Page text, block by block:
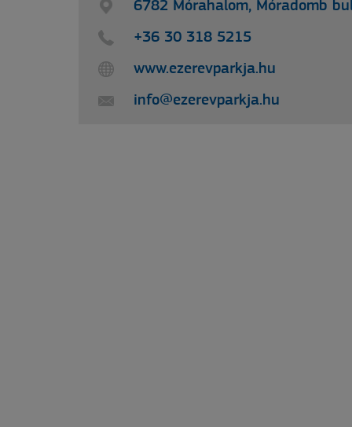
6782 Mórahalom, Móradomb
+36 30 318 5215
www.ezerevparkja.hu
info@ezerevparkja.hu